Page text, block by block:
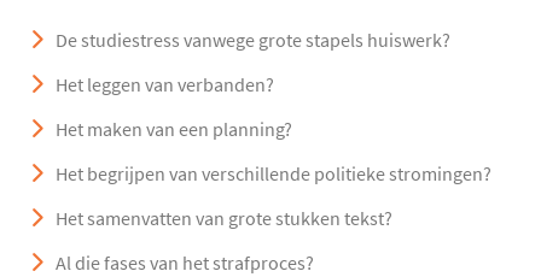
De studiestress vanwege grote stapels huiswerk?
Het leggen van verbanden?
Het maken van een planning?
Het begrijpen van verschillende politieke stromingen?
Het samenvatten van grote stukken tekst?
Al die fases van het strafproces?